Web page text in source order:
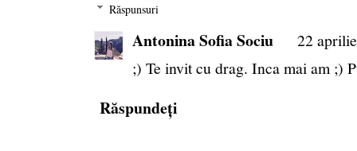
Răspunsuri
Antonina Sofia Sociu
22
;) Te invit cu drag. Inca mai am ;)
Răspundeți